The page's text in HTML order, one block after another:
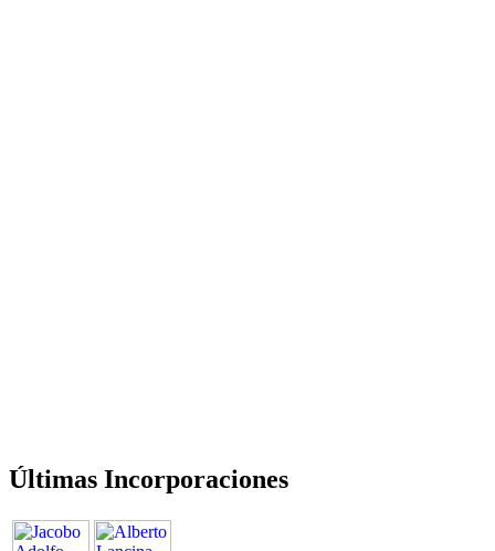
Últimas Incorporaciones